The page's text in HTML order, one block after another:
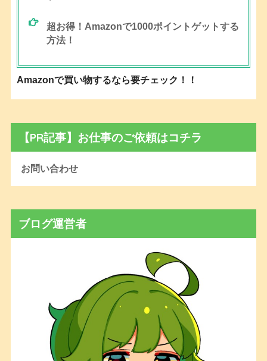
超お得！Amazonで1000ポイントゲットする
方法！
Amazonで買い物するなら要チェック！！
【PR記事】お仕事のご依頼はコチラ
お問い合わせ
ブログ運営者